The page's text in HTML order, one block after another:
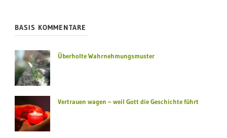
BASIS KOMMENTARE
Überholte Wahrnehmungsmuster
Vertrauen wagen – weil Gott die Geschichte führt